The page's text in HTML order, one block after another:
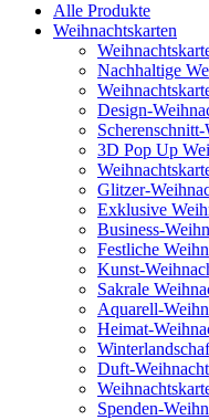
Alle Produkte
Weihnachtskarten
Nachhaltige
Design-
3D Pop Up
Glitzer-
Exklusive
Business-
Festliche
Kunst-
Sakrale
Aquarell-
Heimat-
Duft-
Spenden-